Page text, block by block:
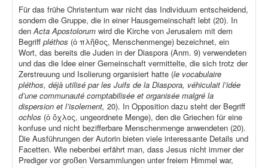
Für das frühe Christentum war nicht das Individuum entscheidend,
sondern die Gruppe, die in einer Hausgemeinschaft lebt (20). In
denActa Apostolorum wird die Kirche von Jerusalem mit dem
Begriff pléthos (ὁ πλῆθος, Menschenmenge) bezeichnet, ein
Wort, das bereits die Juden in der Diaspora (Anm. 9) verwendeten
und das die Idee einer Gemeinschaft vermittelte, die sich trotz der
Zerstreuung und Isolierung organisiert hatte (le vocabulaire
pléthos, déjà utilisé par les Juifs de la Diaspora, véhiculait l’idée
d’une communauté comptabilisée et organisée malgré la
dispersion et l’isolement, 20). In Opposition dazu steht der Begriff
ochlos (ὁ ὄχλος, ungeordnete Menge), den die Griechen für eine
konfuse und nicht bezifferbare Menschenmenge anwendeten (20).
Die Ausführungen der Autorin bieten viele interessante Details und
Facetten. Wie nebenbei erfährt man, dass Jesus nicht immer der
Prediger vor großen Versammlungen unter freiem Himmel war,